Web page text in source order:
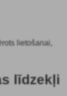
lietošanai,
līdzekļi